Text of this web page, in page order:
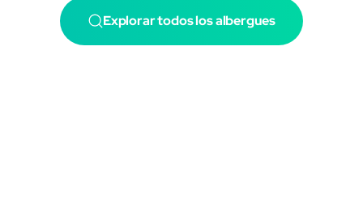
Explorar todos los albergues